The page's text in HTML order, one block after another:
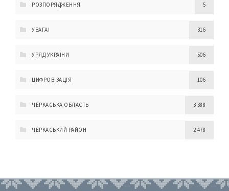
РОЗПОРЯДЖЕННЯ 5
УВАГА! 316
УРЯД УКРАЇНИ 506
ЦИФРОВІЗАЦІЯ 106
ЧЕРКАСЬКА ОБЛАСТЬ 3 388
ЧЕРКАСЬКИЙ РАЙОН 2 478